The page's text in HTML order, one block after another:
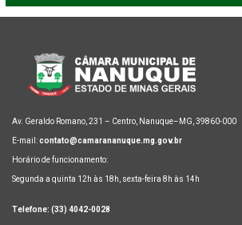
Av. Geraldo Romano, 231 – Centro, Nanuque–MG, 39860-000
E-mail:contato@camarananuque.mg.gov.br
Horário de funcionamento:
Segunda a quinta 12h às 18h, sexta-feira 8h às 14h
Telefone: (33) 4042-0028